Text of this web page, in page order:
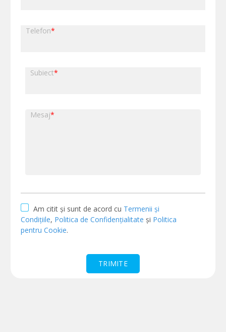
Telefon*
Subiect*
Mesaj*
Am citit și sunt de acord cu Termenii și
Condițiile, Politica de Confidențialitate și Politica
pentru Cookie.
TRIMITE